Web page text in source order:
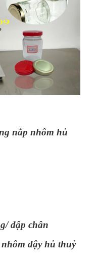
nắp nhôm hủ
dập chân
đậy hủ thuỷ